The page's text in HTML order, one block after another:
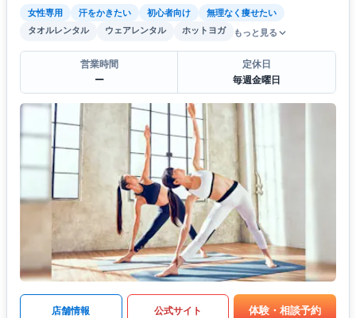
女性専用 汗をかきたい 初心者向け
無理なく痩せたい
タオルレンタル
ウェアレンタル ホットヨガ もっと見る
営業時間
ー
定休日
毎週金曜日
店舗情報 公式サイト 体験・相談予約